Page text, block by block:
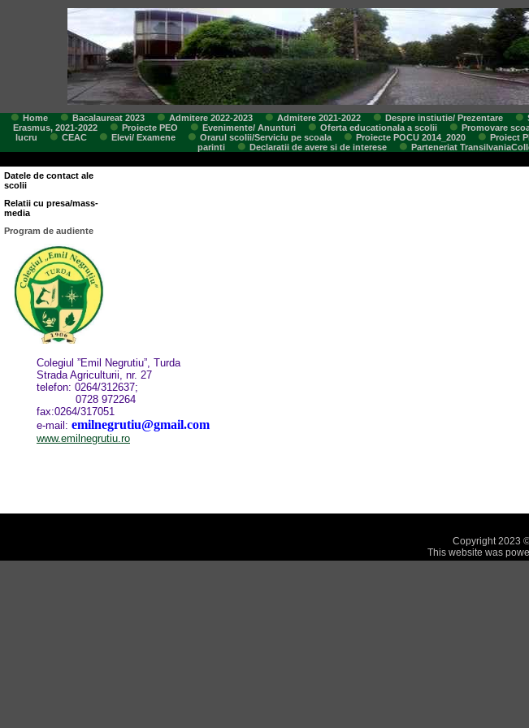
Home Bacalaureat 2023 Admitere 2022-2023 Admitere 2021-2022 Despre instiutie/ Prezentare
Erasmus, 2021-2022
Proiecte PEO Evenimente/ Anunturi Oferta educationala a scolii Promovare
lucru
CEAC Elevi/ Examene Orarul scolii/Serviciu pe scoala Proiecte POCU 2014_2020 Proiect
parinti
Declaratii de avere si de interese Parteneriat
Datele de contact ale
scolii
Relatii cu presa/mass-
media
Program de audiente
Colegiul ”Emil Negrutiu”, Turda
Strada Agriculturii, nr. 27
telefon: 0264/312637;
0728 972264
fax:0264/317051
e-mail: emilnegrutiu@gmail.com
www.emilnegrutiu.ro
Copyright 2023
This website was